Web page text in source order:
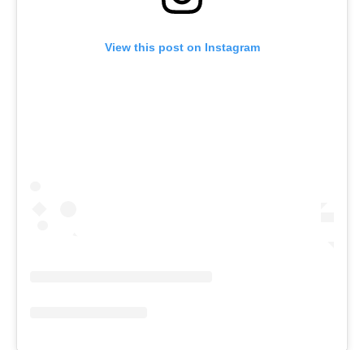
View this post on Instagram